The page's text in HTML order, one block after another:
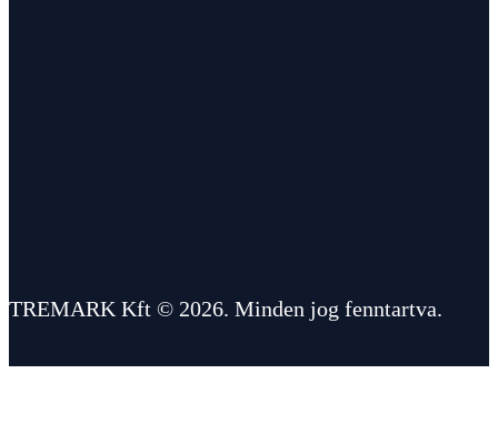
TREMARK Kft © 2026. Minden jog fenntartva.